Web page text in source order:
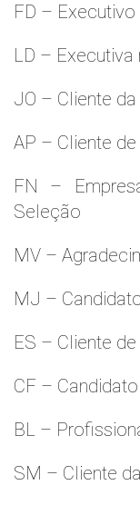
FD –
LD – Executiva
JO – Cliente da
AP – Cliente
FN –
Seleção
MV –
MJ –
ES – Cliente
CF –
BL –
SM – Cliente